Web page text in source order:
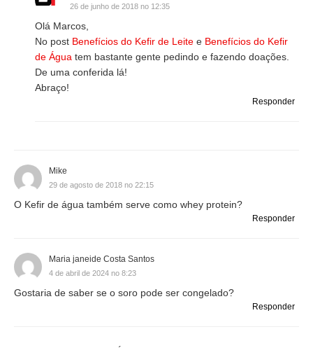
26 de junho de 2018 no 12:35
Olá Marcos,
No post Benefícios do Kefir de Leite e Benefícios do Kefir
de Água tem bastante gente pedindo e fazendo doações.
De uma conferida lá!
Abraço!
Responder
Mike
29 de agosto de 2018 no 22:15
O Kefir de água também serve como whey protein?
Responder
Maria janeide Costa Santos
4 de abril de 2024 no 8:23
Gostaria de saber se o soro pode ser congelado?
Responder